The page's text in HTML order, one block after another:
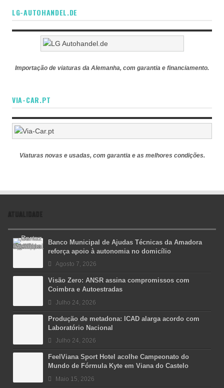
LG-AUTOHANDEL.DE
Importação de viaturas da Alemanha, com garantia e financiamento.
VIA-CAR.PT
Viaturas novas e usadas, com garantia e as melhores condições.
ATUALIDADE
Banco Municipal de Ajudas Técnicas da Amadora
reforça apoio à autonomia no domicílio
Agosto 7, 2026
Visão Zero: ANSR assina compromissos com
Coimbra e Autoestradas
Julho 24, 2026
Produção de metadona: ICAD alarga acordo com
Laboratório Nacional
Julho 24, 2026
FeelViana Sport Hotel acolhe Campeonato do
Mundo de Fórmula Kyte em Viana do Castelo
Maio 15, 2026